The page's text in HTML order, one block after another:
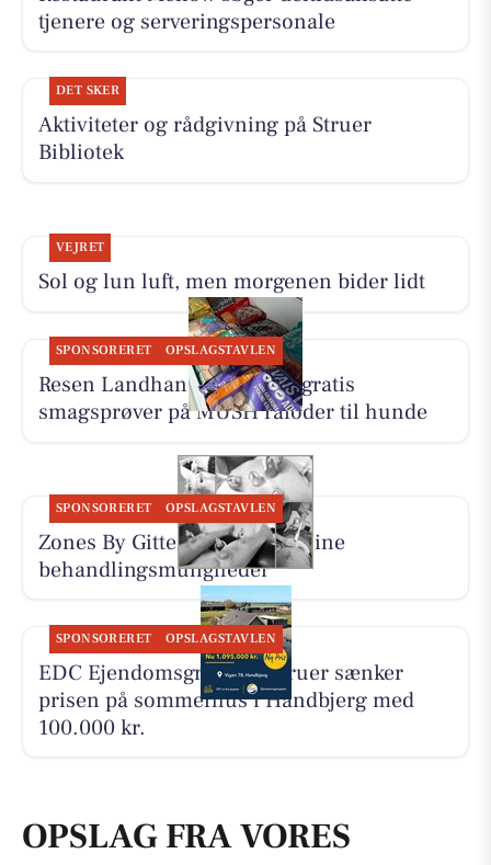
tjenere og serveringspersonale
DET SKER
Aktiviteter og rådgivning på Struer
Bibliotek
VEJRET
Sol og lun luft, men morgenen bider lidt
SPONSORERET OPSLAGSTAVLEN
Resen Landhandel tilbyder gratis
smagsprøver på MUSH råfoder til hunde
SPONSORERET OPSLAGSTAVLEN
Zones By Gitte præsenterer sine
behandlingsmuligheder
SPONSORERET OPSLAGSTAVLEN
EDC Ejen­doms­grup­pen Struer sænker
prisen på sommerhus i Handbjerg med
100.000 kr.
OPSLAG FRA VORES